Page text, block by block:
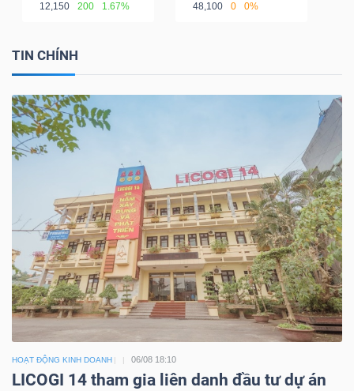
12,150 200 1.67% 48,100 0 0%
TIN CHÍNH
HOẠT ĐỘNG KINH DOANH 06/08 18:10
LICOGI 14 tham gia liên danh đầu tư dự án